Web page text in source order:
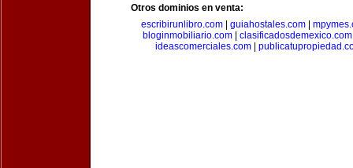
Otros dominios en venta:
escribirunlibro.com| guiahostales.com|
bloginmobiliario.com| clasificadosdemexico.com
ideascomerciales.com|